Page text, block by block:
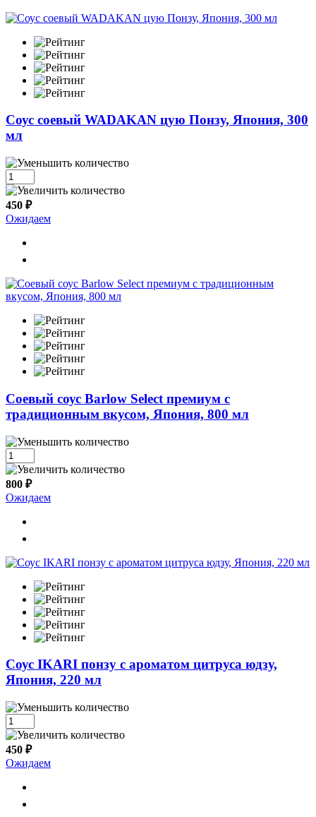
Соус соевый WADAKAN цую Понзу, Япония, 300
мл
450 ₽
Ожидаем
Cоевый соус Barlow Select премиум с
традиционным вкусом, Япония, 800 мл
800 ₽
Ожидаем
Cоус IKARI понзу с ароматом цитруса юдзу,
Япония, 220 мл
450 ₽
Ожидаем